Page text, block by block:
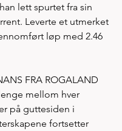
lett spurtet fra sin
Leverte et utmerket
løp med 2.46
FRA ROGALAND
mellom hver
på guttesiden i
fortsetter